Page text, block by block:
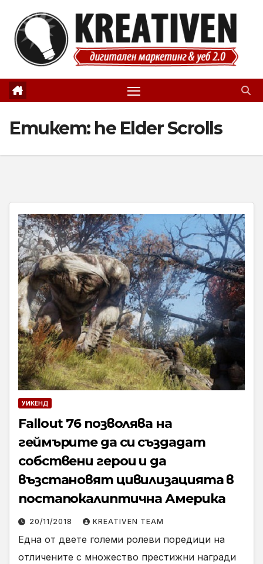
content
Етикет: he Elder Scrolls
УИКЕНД
Fallout 76 позволява на
геймърите да си създадат
собствени герои и да
възстановят цивилизацията в
постапокалиптична Америка
20/11/2018 KREATIVEN TEAM
Една от двете големи ролеви поредици на
отличените с множество престижни награди